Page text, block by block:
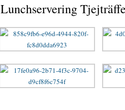
Lunchservering